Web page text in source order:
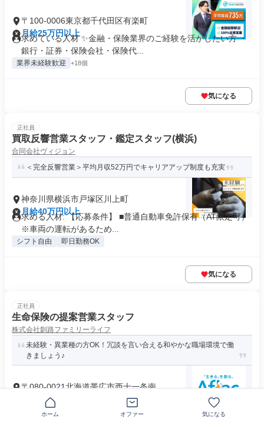
〒100-0006東京都千代田区有楽町
月給25万円以上
求めている人材 ✨金融・保険業界のご経験を活かしたい方 ・
銀行・証券・保険会社・保険代...
業界未経験歓迎 +18個
気になる
正社員
買取反響営業スタッフ・鑑定スタッフ(横浜)
合同会社ヴィジョン
＜完全反響営業＞平均月収52万円でキャリアアップ制度も充実
神奈川県横浜市戸塚区川上町
月給40万円以上
求める人材: 【応募条件】 ■普通自動車免許保有（AT限定可）
※車両の運転があるため...
シフト自由 即日勤務OK
気になる
正社員
生命保険の提案営業スタッフ
株式会社釧路ファミリーライフ
未経験・異業種の方OK！冗談を言い合える和やかな職場環境で働
きましょう♪
〒080-0021北海道帯広市西十一条南
月給19万9000円
資格 普通自動車免許（AT限定可） ※営業時に自家用車を利用
して頂きます（ガソリン代実...
ホーム オファー 気になる